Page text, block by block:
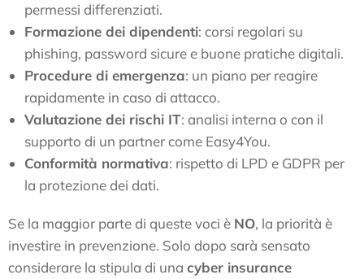
permessi differenziati.
Formazione dei dipendenti: corsi regolari su
phishing, password sicure e buone pratiche digitali.
Procedure di emergenza: un piano per reagire
rapidamente in caso di attacco.
Valutazione dei rischi IT: analisi interna o con il
supporto di un partner come Easy4You.
Conformità normativa: rispetto di LPD e GDPR per
la protezione dei dati.
Se la maggior parte di queste voci è NO, la priorità è
investire in prevenzione. Solo dopo sarà sensato
considerare la stipula di una cyber insurance